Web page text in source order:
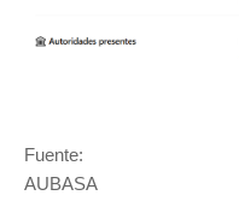
Fuente:
AUBASA